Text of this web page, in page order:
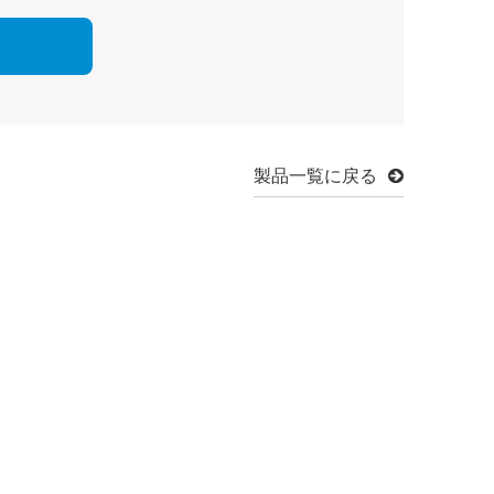
製品一覧に戻る